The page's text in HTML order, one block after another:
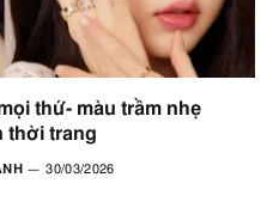
thứ- màu trầm nhẹ
thời trang
30/03/2026